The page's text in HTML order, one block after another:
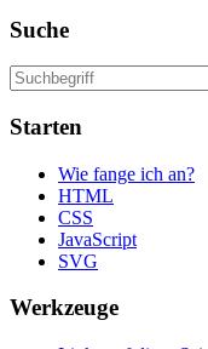
Suche
Starten
Wie fange ich an?
HTML
CSS
JavaScript
SVG
Werkzeuge